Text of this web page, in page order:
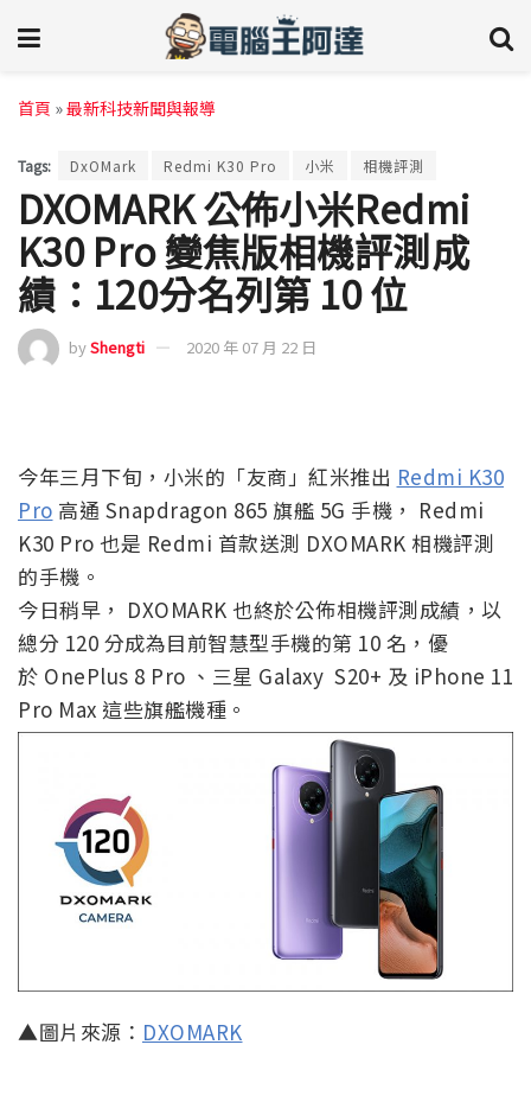
首頁 »最新科技新聞與報導
Tags: DxOMark Redmi K30 Pro 小米 相機評測
DXOMARK 公佈小米Redmi
K30 Pro 變焦版相機評測成
績：120分名列第 10 位
byShengti 2020 年 07 月 22 日
今年三月下旬，小米的「友商」紅米推出 Redmi K30
Pro 高通 Snapdragon 865 旗艦 5G 手機， Redmi
K30 Pro 也是 Redmi 首款送測 DXOMARK 相機評測
的手機。
今日稍早， DXOMARK 也終於公佈相機評測成績，以
總分 120 分成為目前智慧型手機的第 10 名，優
於 OnePlus 8 Pro 、三星 Galaxy S20+ 及 iPhone 11
Pro Max 這些旗艦機種。
▲圖片來源： DXOMARK